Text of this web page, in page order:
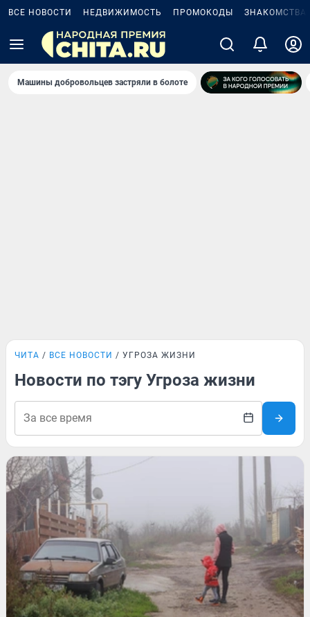
ВСЕ НОВОСТИ НЕДВИЖИМОСТЬ ПРОМОКОДЫ ЗНАКОМСТВА
Машины добровольцев застряли в болоте
ЧИТА ВСЕ НОВОСТИ УГРОЗА ЖИЗНИ
Новости по тэгу Угроза жизни